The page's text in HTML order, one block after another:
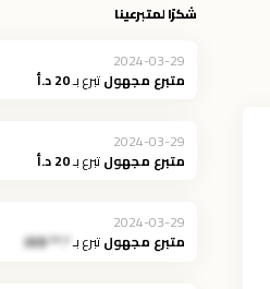
شكرًا لمتبرعينا
2024-03-29
متبرع مجهولتبرع بـ20 د.أ
2024-03-29
متبرع مجهولتبرع بـ20 د.أ
2024-03-29
متبرع مجهولتبرع بـ*.** JOD